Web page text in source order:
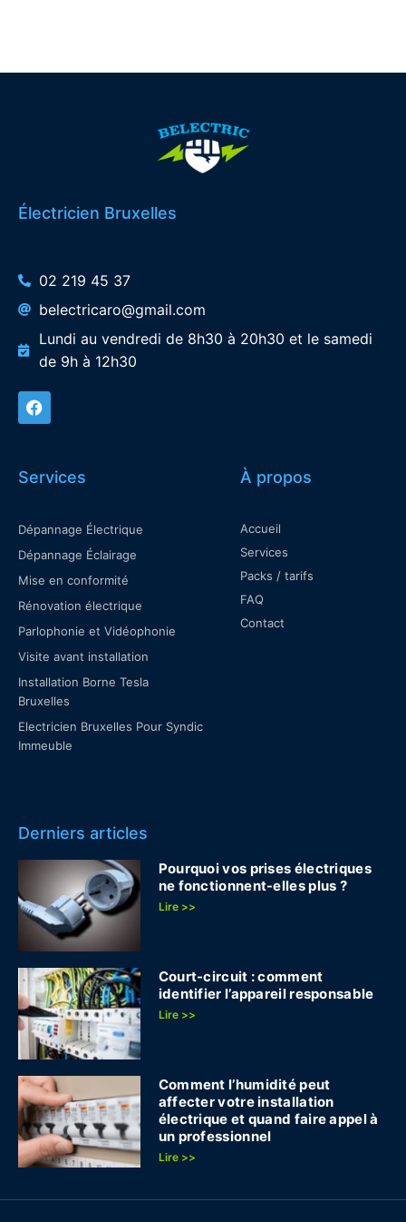
Électricien Bruxelles
02 219 45 37
belectricaro@gmail.com
Lundi au vendredi de 8h30 à 20h30 et le samedi
de 9h à 12h30
Services
Dépannage Électrique
Dépannage Éclairage
Mise en conformité
Rénovation électrique
Parlophonie et Vidéophonie
Visite avant installation
Installation Borne Tesla
Bruxelles
Electricien Bruxelles Pour Syndic
Immeuble
À propos
Accueil
Services
Packs / tarifs
FAQ
Contact
Derniers articles
Pourquoi vos prises électriques
ne fonctionnent-elles plus ?
Lire >>
Court-circuit : comment
identifier l’appareil responsable
Lire >>
Comment l’humidité peut
affecter votre installation
électrique et quand faire appel à
un professionnel
Lire >>